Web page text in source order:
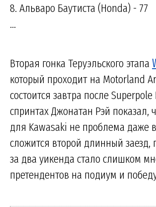
8. Альваро Баутиста (Honda) - 77
...
Вторая гонка Теруэльского этапа
который проходит на Motorland
состоится завтра после Superpole
спринтах Джонатан Рэй показал,
для Kawasaki не проблема даже
сложится второй длинный заезд,
за два уикенда стало слишком
претендентов на подиум и